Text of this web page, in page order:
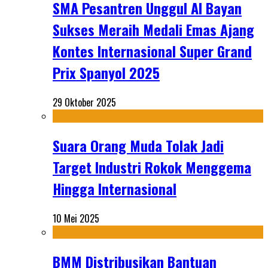
SMA Pesantren Unggul Al Bayan
Sukses Meraih Medali Emas Ajang
Kontes Internasional Super Grand
Prix Spanyol 2025
29 Oktober 2025
Suara Orang Muda Tolak Jadi
Target Industri Rokok Menggema
Hingga Internasional
10 Mei 2025
BMM Distribusikan Bantuan